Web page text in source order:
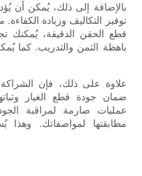
بالإضافة إلى ذلك، يُمكن أن
توفير التكاليف وزيادة
قطع الحقن الدقيقة، يُمكنك
باهظة الثمن والتدريب. كما
علاوة على ذلك، فإن
ضمان جودة قطع الغيار
عمليات صارمة لمراقبة
مطابقتها لمواصفاتك.